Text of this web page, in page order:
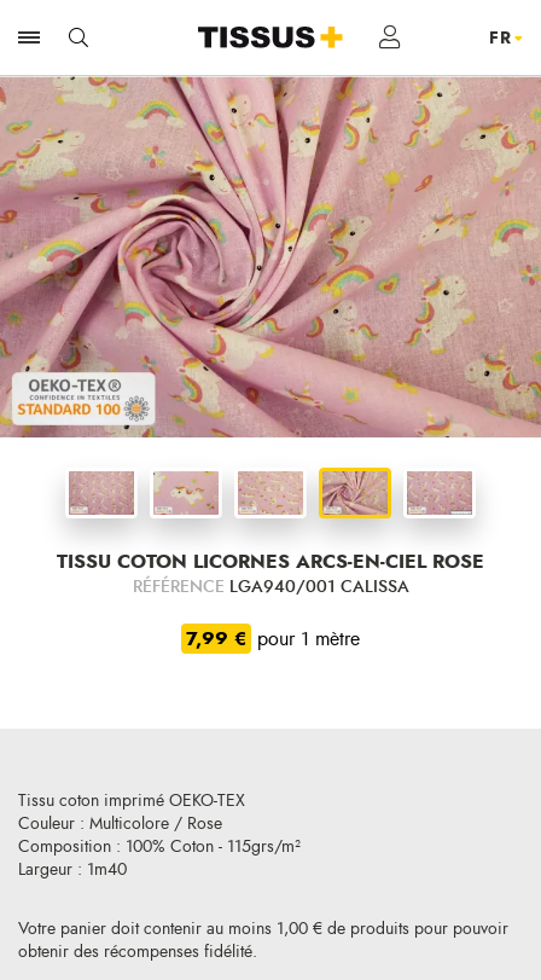
TISSU COTON LICORNES ARCS-EN-CIEL ROSE
RÉFÉRENCE LGA940/001 CALISSA
7,99 € pour 1 mètre
Votre panier doit contenir au moins 1,00 € de produits pour pouvoir
obtenir des récompenses fidélité.
Tissu coton imprimé OEKO-TEX
Couleur : Multicolore / Rose
Composition : 100% Coton - 115grs/m²
Largeur : 1m40